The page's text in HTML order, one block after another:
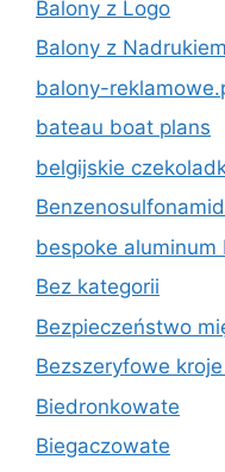
Balony z Logo
Balony z Nadrukiem
balony-
bateau boat plans
belgijskie
bespoke aluminum
Bez kategorii
Bezpieczeństwo
Bezszeryfowe
Biedronkowate
Biegaczowate